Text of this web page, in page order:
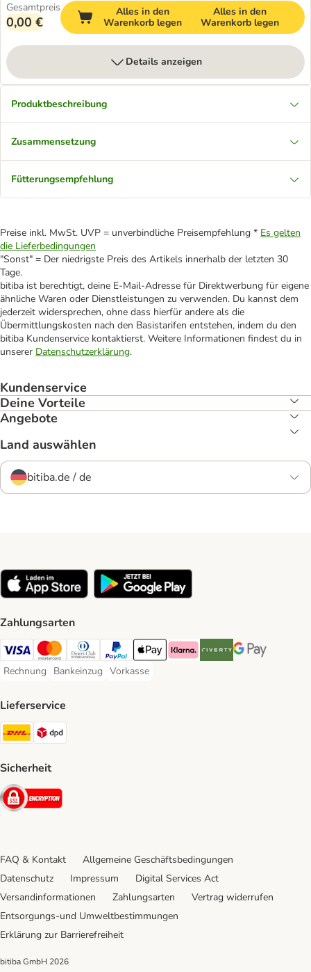
Gesamtpreis
0,00 €
Alles in den
Warenkorb legen
Alles in den
Warenkorb legen
Details anzeigen
Produktbeschreibung
Zusammensetzung
Fütterungsempfehlung
Preise inkl. MwSt. UVP = unverbindliche Preisempfehlung * Es gelten
die Lieferbedingungen
"Sonst" = Der niedrigste Preis des Artikels innerhalb der letzten 30
Tage.
bitiba ist berechtigt, deine E-Mail-Adresse für Direktwerbung für eigene
ähnliche Waren oder Dienstleistungen zu verwenden. Du kannst dem
jederzeit widersprechen, ohne dass hierfür andere als die
Übermittlungskosten nach den Basistarifen entstehen, indem du den
bitiba Kundenservice kontaktierst. Weitere Informationen findest du in
unserer Datenschutzerklärung.
Kundenservice
Deine Vorteile
Angebote
Land auswählen
bitiba.de / de
Zahlungsarten
Visa Payment Method
Mastercard Payment Method
Diners Club Payment Method
PayPal Payment Method
Apple Pay Payment Method
Klarna Payment Method
Riverty Payment Method
Google Pay
Rechnung
Rechnung Payment Method
Bankeinzug
Bankeinzug Payment Method
Vorkasse
Vorkasse Payment Method
Lieferservice
DHL Shipping Method
Sicherheit
Security
FAQ & Kontakt
Allgemeine Geschäftsbedingungen
Datenschutz
Impressum
Digital Services Act
Versandinformationen
Zahlungsarten
Vertrag widerrufen
Entsorgungs-und Umweltbestimmungen
Erklärung zur Barrierefreiheit
bitiba GmbH 2026